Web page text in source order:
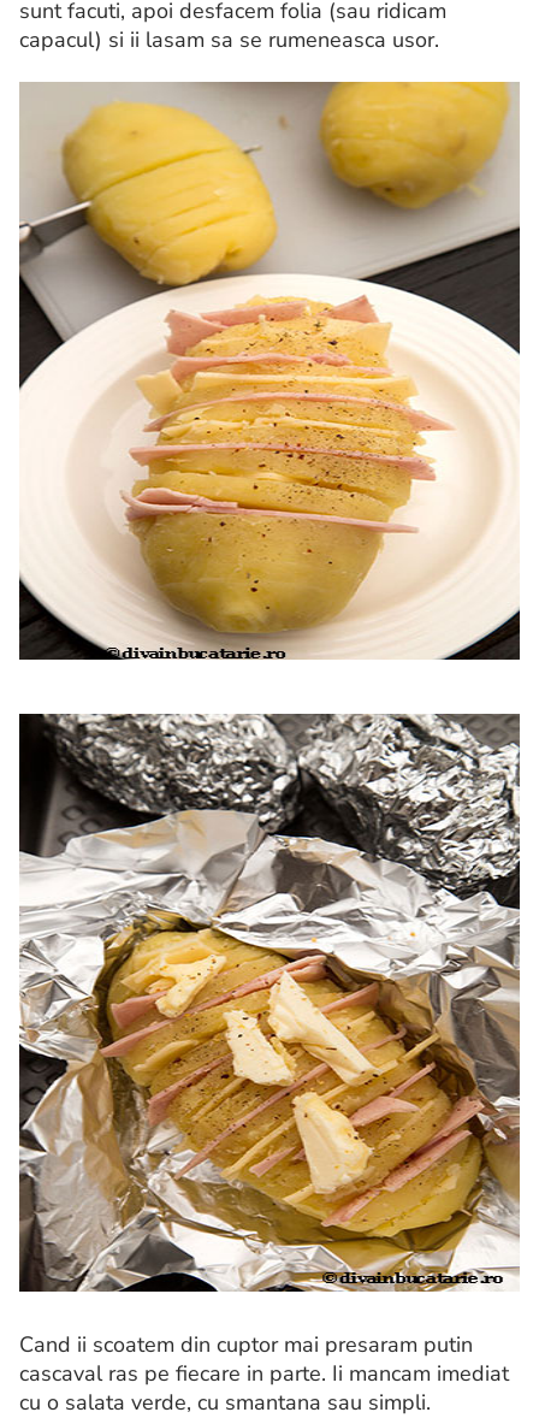
sunt facuti, apoi desfacem folia (sau ridicam
capacul) si ii lasam sa se rumeneasca usor.
Cand ii scoatem din cuptor mai presaram putin
cascaval ras pe fiecare in parte. Ii mancam imediat
cu o salata verde, cu smantana sau simpli.